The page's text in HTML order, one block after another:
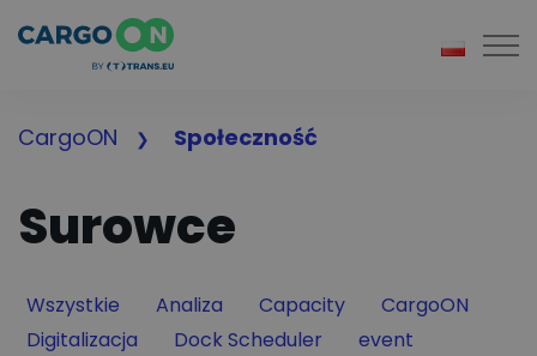
CargoON Społeczność
Surowce
Filter by
Wszystkie Filter by
Analiza Filter by
Capacity Filter by
CargoON
Filter by
Digitalizacja Filter by
Dock Scheduler Filter by
event